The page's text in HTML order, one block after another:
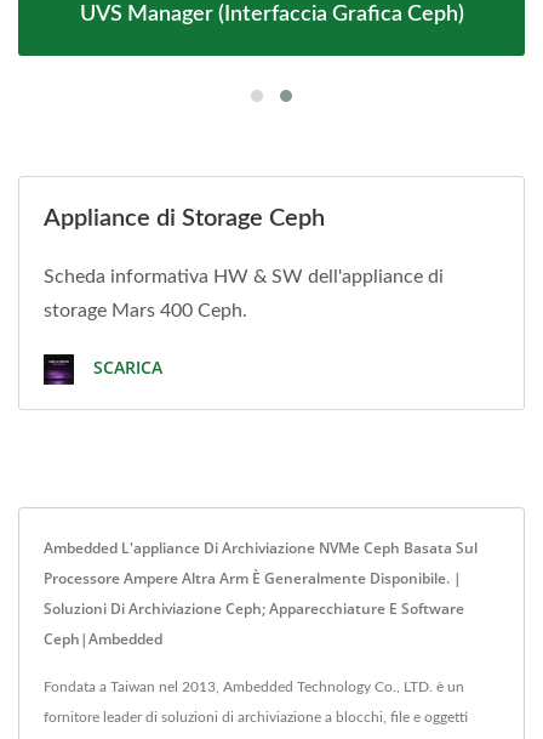
UVS Manager (interfaccia Grafica Ceph)
Appliance di Storage Ceph
Scheda informativa HW & SW dell'appliance di
storage Mars 400 Ceph.
SCARICA
Ambedded L'appliance Di Archiviazione NVMe Ceph Basata Sul
Processore Ampere Altra Arm È Generalmente Disponibile. |
Soluzioni Di Archiviazione Ceph; Apparecchiature E Software
Ceph|Ambedded
Fondata a Taiwan nel 2013, Ambedded Technology Co., LTD. è un
fornitore leader di soluzioni di archiviazione a blocchi, file e oggetti